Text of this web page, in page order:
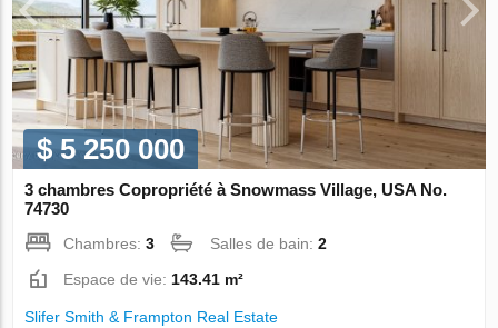
$ 5 250 000
3 chambres Copropriété à Snowmass Village, USA No.
74730
Chambres:3 Salles de bain:2
Espace de vie:143.41 m²
Slifer Smith & Frampton Real Estate